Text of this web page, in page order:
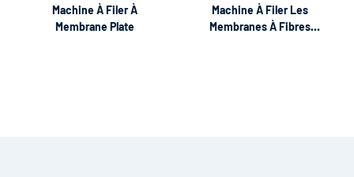
Machine À Filer À
Membrane Plate
Machine À Filer Les
Membranes À Fibres